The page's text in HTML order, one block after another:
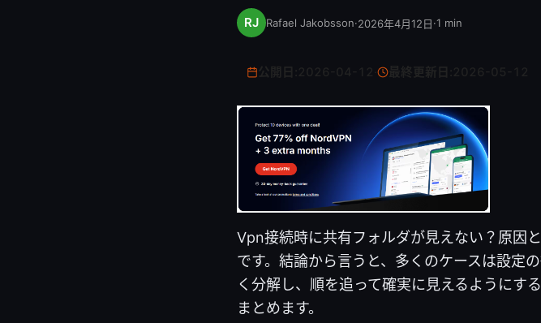
Rafael Jakobsson·2026年4月12日·1 min
最終更新日:
Vpn接続時に共有フォルダが見えない？原因
です。結論から言うと、多くのケースは設定
く分解し、順を追って確実に見えるようにす
まとめます。